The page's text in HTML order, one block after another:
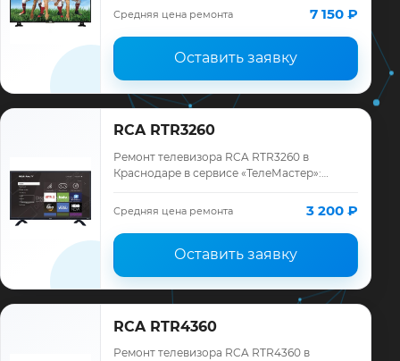
ремонта, запчасти и гарантия до 12
Средняя цена ремонта 7 150 ₽
Оставить заявку
RCA RTR3260
Ремонт телевизора RCA RTR3260 в
Краснодаре в сервисе «ТелеМастер»:
ремонта, запчасти и гарантия до 12
месяцев.
Средняя цена ремонта 3 200 ₽
Оставить заявку
RCA RTR4360
Ремонт телевизора RCA RTR4360 в